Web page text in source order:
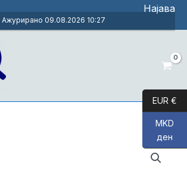
Најава
Ажурирано 09.08.2026 10:27
EUR €
MKD
ден